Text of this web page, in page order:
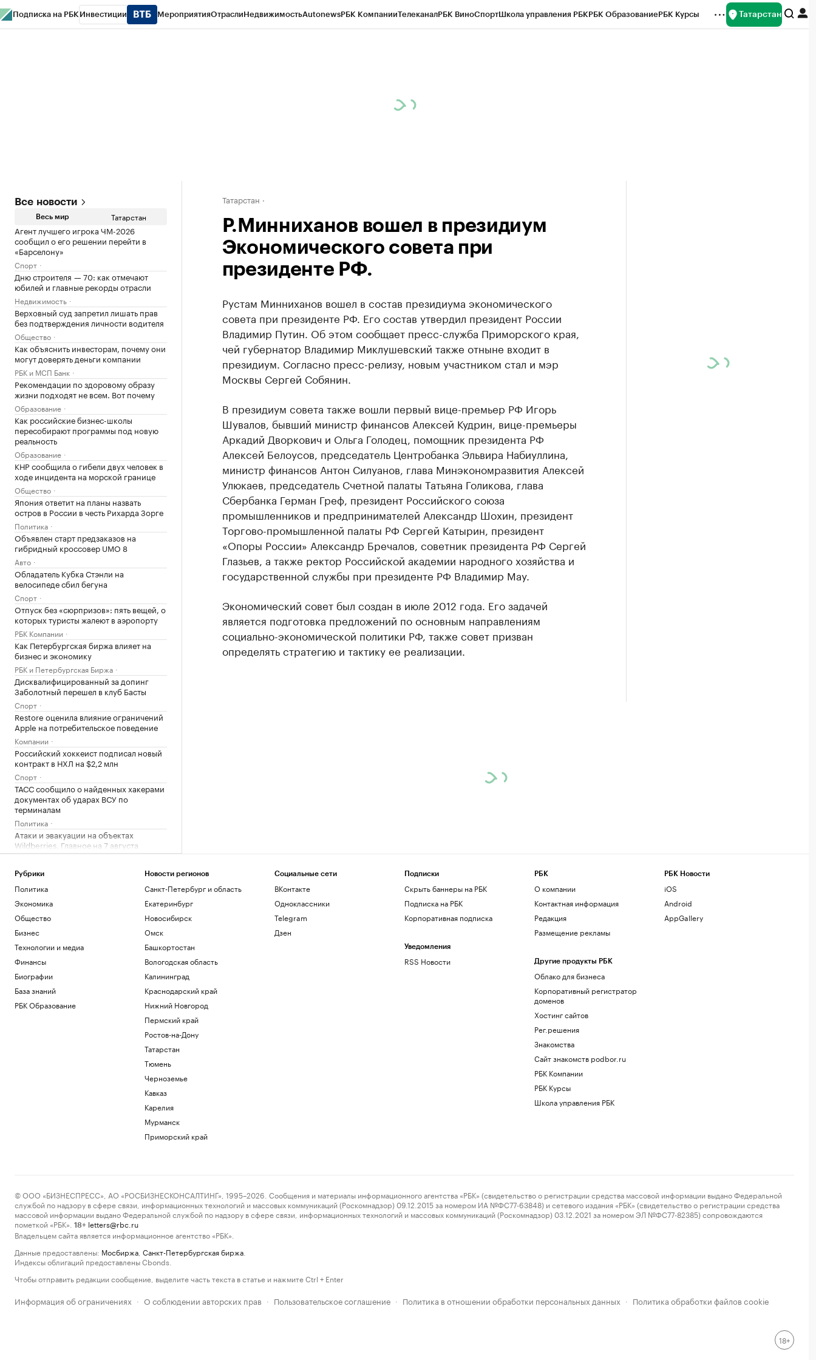
Подписка на РБК Инвестиции МероприятияОтраслиНедвижимостьAutonewsРБК КомпанииТелеканалРБК ВиноСпортШкола управления РБКРБК ОбразованиеРБК Курсы Татарстан
Все новости
Весь мир Татарстан
Агент лучшего игрока ЧМ-2026
сообщил о его решении перейти в
«Барселону»
Спорт
Дню строителя — 70: как отмечают
юбилей и главные рекорды отрасли
Недвижимость
Верховный суд запретил лишать прав
без подтверждения личности водителя
Общество
Как объяснить инвесторам, почему они
могут доверять деньги компании
РБК и МСП Банк
Рекомендации по здоровому образу
жизни подходят не всем. Вот почему
Образование
Как российские бизнес-школы
пересобирают программы под новую
реальность
Образование
КНР сообщила о гибели двух человек в
ходе инцидента на морской границе
Общество
Япония ответит на планы назвать
остров в России в честь Рихарда Зорге
Политика
Объявлен старт предзаказов на
гибридный кроссовер UMO 8
Авто
Обладатель Кубка Стэнли на
велосипеде сбил бегуна
Спорт
Отпуск без «сюрпризов»: пять вещей, о
которых туристы жалеют в аэропорту
РБК Компании
Как Петербургская биржа влияет на
бизнес и экономику
РБК и Петербургская Биржа
Дисквалифицированный за допинг
Заболотный перешел в клуб Басты
Спорт
Restore оценила влияние ограничений
Apple на потребительское поведение
Компании
Российский хоккеист подписал новый
контракт в НХЛ на $2,2 млн
Спорт
ТАСС сообщило о найденных хакерами
документах об ударах ВСУ по
терминалам
Политика
Атаки и эвакуации на объектах
Wildberries. Главное на 7 августа
ИНФИНИТУМ и «Альфа-Капитал»
перевели обслуживание ПИФ на
цифровую модель
Компании
Названы китайские авто, которые
угона
Авто
Глава МИД Польши призвал обсудить
вопрос перехвата ракет над Украиной
Политика
Загрузить еще
Татарстан
Р.Минниханов вошел в президиум
Экономического совета при
президенте РФ.
Рустам Минниханов вошел в состав президиума экономического
совета при президенте РФ. Его состав утвердил президент России
Владимир Путин. Об этом сообщает пресс-служба Приморского края,
чей губернатор Владимир Миклушевский также отныне входит в
президиум. Согласно пресс-релизу, новым участником стал и мэр
Москвы Сергей Собянин.
В президиум совета также вошли первый вице-премьер РФ Игорь
Шувалов, бывший министр финансов Алексей Кудрин, вице-премьеры
Аркадий Дворкович и Ольга Голодец, помощник президента РФ
Алексей Белоусов, председатель Центробанка Эльвира Набиуллина,
министр финансов Антон Силуанов, глава Минэкономразвития Алексей
Улюкаев, председатель Счетной палаты Татьяна Голикова, глава
Сбербанка Герман Греф, президент Российского союза
промышленников и предпринимателей Александр Шохин, президент
Торгово-промышленной палаты РФ Сергей Катырин, президент
«Опоры России» Александр Бречалов, советник президента РФ Сергей
Глазьев, а также ректор Российской академии народного хозяйства и
государственной службы при президенте РФ Владимир Мау.
Экономический совет был создан в июле 2012 года. Его задачей
является подготовка предложений по основным направлениям
социально-экономической политики РФ, также совет призван
определять стратегию и тактику ее реализации.
Рубрики
Политика
Экономика
Общество
Бизнес
Технологии и медиа
Финансы
Биографии
База знаний
РБК Образование
Новости регионов
Санкт-Петербург и область
Екатеринбург
Новосибирск
Омск
Башкортостан
Вологодская область
Калининград
Краснодарский край
Нижний Новгород
Пермский край
Ростов-на-Дону
Татарстан
Тюмень
Черноземье
Кавказ
Карелия
Мурманск
Приморский край
Социальные сети
ВКонтакте
Одноклассники
Telegram
Дзен
Подписки
Скрыть баннеры на РБК
Подписка на РБК
Корпоративная подписка
Уведомления
RSS Новости
РБК
О компании
Контактная информация
Редакция
Размещение рекламы
Другие продукты РБК
Облако для бизнеса
Корпоративный регистратор
доменов
Хостинг сайтов
Рег.решения
Знакомства
Сайт знакомств podbor.ru
РБК Компании
РБК Курсы
Школа управления РБК
РБК Новости
iOS
Android
AppGallery
© ООО «БИЗНЕСПРЕСС», АО «РОСБИЗНЕСКОНСАЛТИНГ», 1995–2026. Сообщения и материалы информационного агентства «РБК» (свидетельство о регистрации средства массовой информации выдано Федеральной
службой по надзору в сфере связи, информационных технологий и массовых коммуникаций (Роскомнадзор) 09.12.2015 за номером ИА №ФС77-63848) и сетевого издания «РБК» (свидетельство о регистрации средства
массовой информации выдано Федеральной службой по надзору в сфере связи, информационных технологий и массовых коммуникаций (Роскомнадзор) 03.12.2021 за номером ЭЛ №ФС77-82385) сопровождаются
пометкой «РБК».
18+ letters@rbc.ru
Владельцем сайта является информационное агентство «РБК».
Данные предоставлены: Мосбиржа Санкт-Петербургская биржа
Индексы облигаций предоставлены Cbonds.
Чтобы отправить редакции сообщение, выделите часть текста в статье и нажмите Ctrl + Enter
Информация об ограничениях · О соблюдении авторских прав · Пользовательское соглашение · Политика в отношении обработки персональных данных · Политика обработки файлов cookie
18+